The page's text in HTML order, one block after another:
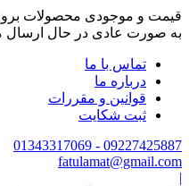
قیمت و موجودی محصولات
به صورت عادی در حال ارسال
تماس با ما
درباره ما
قوانین و مقررات
ثبت شکایت
09227425887 - 01343317069
fatulamat@gmail.com
|